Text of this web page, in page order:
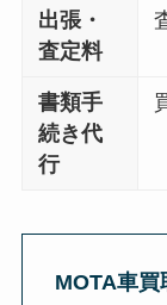
出張・
査定料
書類手
続き代
行
MOTA車買